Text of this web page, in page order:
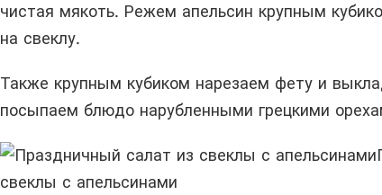
чистая мякоть. Режем апельсин крупным
на свеклу.
Также крупным кубиком нарезаем фету и
посыпаем блюдо нарубленными грецкими
свеклы с апельсинами